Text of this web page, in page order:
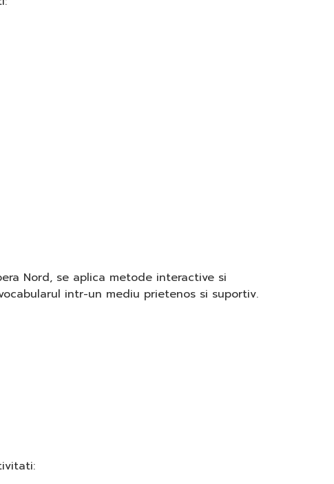
Nord, se aplica metode interactive si
intr-un mediu prietenos si suportiv.